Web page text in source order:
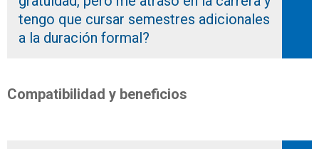
tengo que cursar semestres adicionales
a la duración formal?
Compatibilidad y beneficios